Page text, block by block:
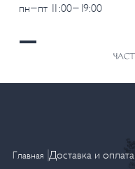
пн-пт 11:00-19:00
Главная Доставка и оплата